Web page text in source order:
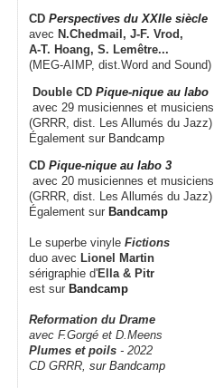
CD Perspectives du XXIIe siècle
avec N.Chedmail, J-F. Vrod,
A-T. Hoang, S. Lemêtre...
(MEG-AIMP, dist.Word and Sound)
Double CD Pique-nique au labo
avec 29 musiciennes et musiciens
(GRRR, dist. Les Allumés du Jazz)
Également sur Bandcamp
CD Pique-nique au labo 3
avec 20 musiciennes et musiciens
(GRRR, dist. Les Allumés du Jazz)
Également sur Bandcamp
Le superbe vinyle Fictions
duo avec Lionel Martin
sérigraphie d'Ella & Pitr
est sur Bandcamp
Reformation du Drame
avec F.Gorgé et D.Meens
Plumes et poils - 2022
CD GRRR, sur Bandcamp